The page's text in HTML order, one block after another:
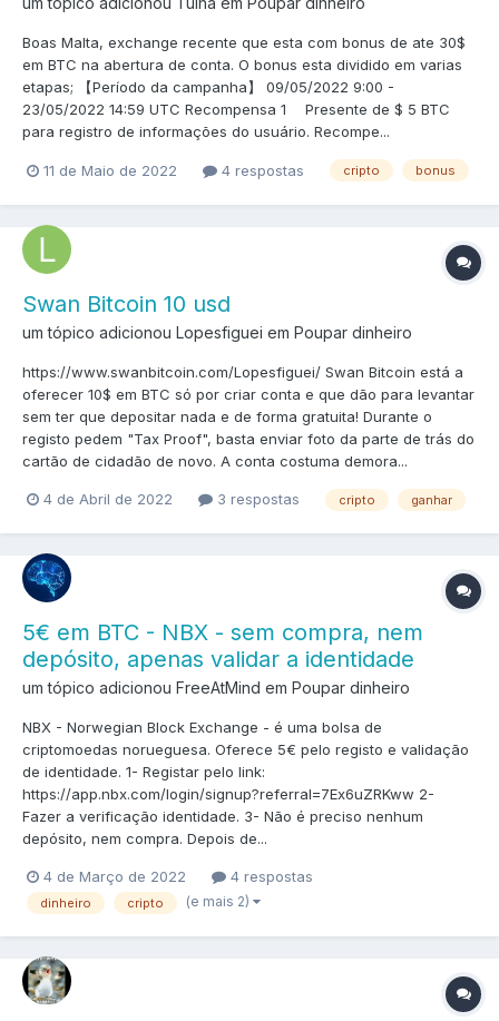
Boas Malta, exchange recente que esta com bonus de ate 30$
em BTC na abertura de conta. O bonus esta dividido em varias
etapas; 【Período da campanha】 09/05/2022 9:00 -
23/05/2022 14:59 UTC Recompensa 1 Presente de $ 5 BTC
para registro de informações do usuário. Recompe...
11 de Maio de 2022 4 respostas cripto bonus
Swan Bitcoin 10 usd
um tópico adicionou Lopesfiguei em Poupar dinheiro
https://www.swanbitcoin.com/Lopesfiguei/ Swan Bitcoin está a
oferecer 10$ em BTC só por criar conta e que dão para levantar
sem ter que depositar nada e de forma gratuita! Durante o
registo pedem "Tax Proof", basta enviar foto da parte de trás do
cartão de cidadão de novo. A conta costuma demora...
4 de Abril de 2022 3 respostas cripto ganhar
5€ em BTC - NBX - sem compra, nem
depósito, apenas validar a identidade
um tópico adicionou FreeAtMind em Poupar dinheiro
NBX - Norwegian Block Exchange - é uma bolsa de
criptomoedas norueguesa. Oferece 5€ pelo registo e validação
de identidade. 1- Registar pelo link:
https://app.nbx.com/login/signup?referral=7Ex6uZRKww 2-
Fazer a verificação identidade. 3- Não é preciso nenhum
depósito, nem compra. Depois de...
4 de Março de 2022 4 respostas
dinheiro cripto (e mais 2)